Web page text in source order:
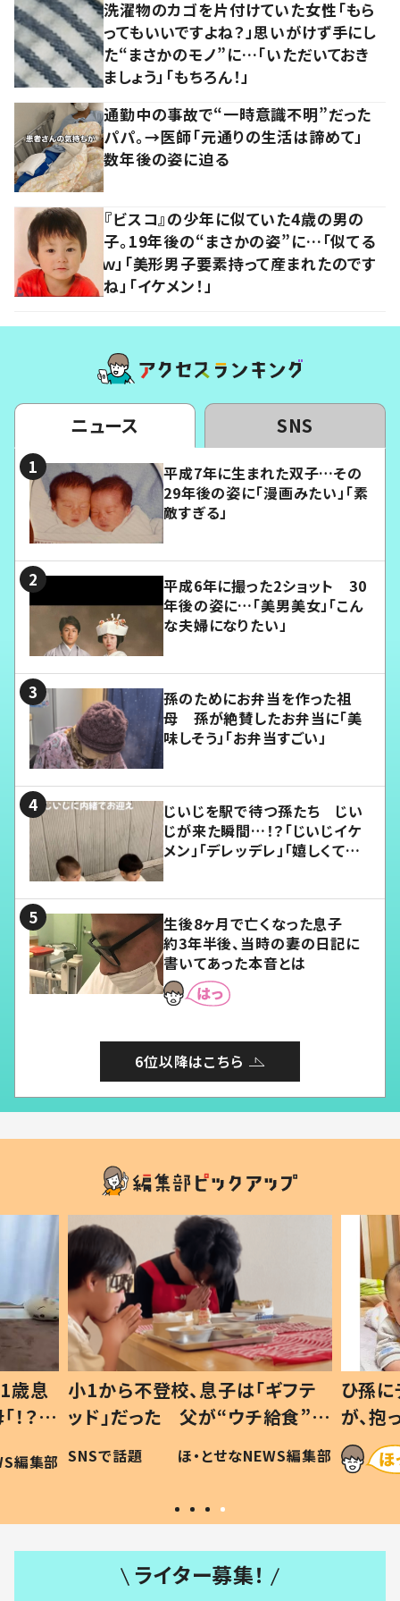
洗濯物のカゴを片付けていた女性「もら
ってもいいですよね？」思いがけず手にし
た“まさかのモノ”に…「いただいておき
ましょう」「もちろん！」
通勤中の事故で“一時意識不明”だった
パパ。→医師「元通りの生活は諦めて」
数年後の姿に迫る
『ビスコ』の少年に似ていた4歳の男の
子。19年後の“まさかの姿”に…「似てる
ｗ」「美形男子要素持って産まれたのです
ね」「イケメン！」
ニュース SNS
平成7年に生まれた双子…その
29年後の姿に「漫画みたい」「素
敵すぎる」
平成6年に撮った2ショット 30
年後の姿に…「美男美女」「こん
な夫婦になりたい」
孫のためにお弁当を作った祖
母 孫が絶賛したお弁当に「美
味しそう」「お弁当すごい」
じいじを駅で待つ孫たち じい
じが来た瞬間…！？「じいじイケ
メン」「デレッデレ」「嬉しくて可
生後8ヶ月で亡くなった息子
約3年半後、当時の妻の日記に
書いてあった本音とは
6位以降はこちら
歳息
？」
編集部
小1から不登校、息子は「ギフテ
ッド」だった 父が“ウチ給食”を
作り続ける理由とは #令和の親
#令和の子
SNSで話題 ほ・とせなNEWS編集部
ひ孫
が、
「涙が
い」
ライター募集！